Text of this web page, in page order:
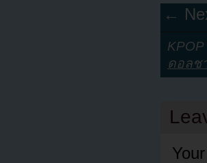
←
ดอลช